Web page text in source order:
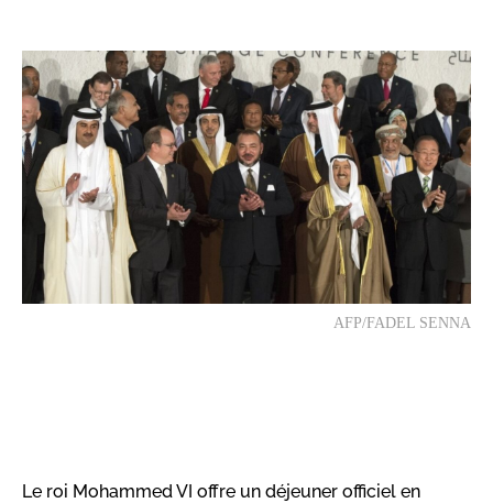
AFP/FADEL SENNA
Le roi Mohammed VI offre un déjeuner officiel en